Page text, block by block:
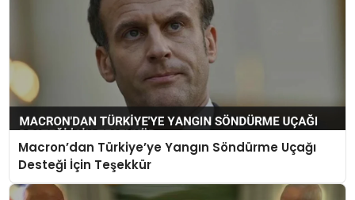
Macron’dan Türkiye’ye Yangın Söndürme Uçağı
Desteği İçin Teşekkür